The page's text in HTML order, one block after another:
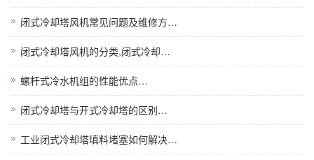
闭式冷却塔风机常见问题及维修方…
闭式冷却塔风机的分类,闭式冷却…
螺杆式冷水机组的性能优点…
闭式冷却塔与开式冷却塔的区别…
工业闭式冷却塔填料堵塞如何解决…